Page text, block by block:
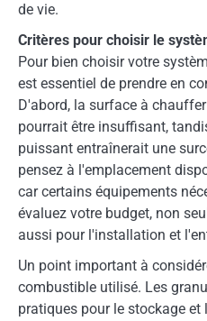
de vie.
Critères pour choisir le
Pour bien choisir votre
est essentiel de prendre en
D'abord, la surface à
pourrait être insuffisant,
puissant entraînerait une
pensez à l'emplacement
car certains équipements
évaluez votre budget, non
aussi pour l'installation et
Un point important à
combustible utilisé. Les
pratiques pour le stockage